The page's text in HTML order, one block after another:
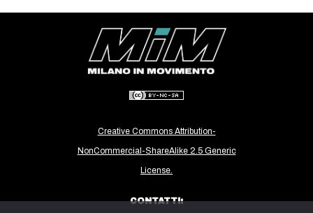
tw
bsky
ms
Creative Commons Attribution-
NonCommercial-ShareAlike 2.5 Generic
License.
CONTATTI: